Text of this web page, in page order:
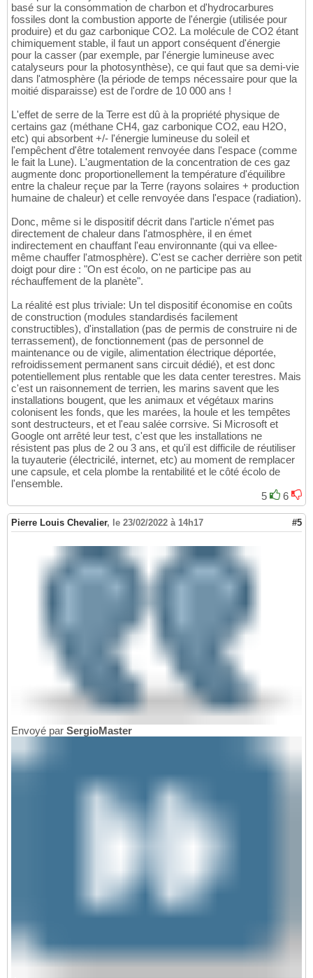
basé sur la consommation de charbon et d'hydrocarbures
fossiles dont la combustion apporte de l'énergie (utilisée pour
produire) et du gaz carbonique CO2. La molécule de CO2 étant
chimiquement stable, il faut un apport conséquent d'énergie
pour la casser (par exemple, par l'énergie lumineuse avec
catalyseurs pour la photosynthèse), ce qui faut que sa demi-vie
dans l'atmosphère (la période de temps nécessaire pour que la
moitié disparaisse) est de l'ordre de 10 000 ans !
L'effet de serre de la Terre est dû à la propriété physique de
certains gaz (méthane CH4, gaz carbonique CO2, eau H2O,
etc) qui absorbent +/- l'énergie lumineuse du soleil et
l'empêchent d'être totalement renvoyée dans l'espace (comme
le fait la Lune). L'augmentation de la concentration de ces gaz
augmente donc proportionellement la température d'équilibre
entre la chaleur reçue par la Terre (rayons solaires + production
humaine de chaleur) et celle renvoyée dans l'espace (radiation).
Donc, même si le dispositif décrit dans l'article n'émet pas
directement de chaleur dans l'atmosphère, il en émet
indirectement en chauffant l'eau environnante (qui va ellee-
même chauffer l'atmosphère). C'est se cacher derrière son petit
doigt pour dire : "On est écolo, on ne participe pas au
réchauffement de la planète".
La réalité est plus triviale: Un tel dispositif économise en coûts
de construction (modules standardisés facilement
constructibles), d'installation (pas de permis de construire ni de
terrassement), de fonctionnement (pas de personnel de
maintenance ou de vigile, alimentation électrique déportée,
refroidissement permanent sans circuit dédié), et est donc
potentiellement plus rentable que les data center terestres. Mais
c'est un raisonnement de terrien, les marins savent que les
installations bougent, que les animaux et végétaux marins
colonisent les fonds, que les marées, la houle et les tempêtes
sont destructeurs, et et l'eau salée corrsive. Si Microsoft et
Google ont arrêté leur test, c'est que les installations ne
résistent pas plus de 2 ou 3 ans, et qu'il est difficile de réutiliser
la tuyauterie (électricilé, internet, etc) au moment de remplacer
une capsule, et cela plombe la rentabilité et le côté écolo de
l'ensemble.
5
6
Pierre Louis Chevalier, le 23/02/2022 à 14h17 #5
Envoyé par SergioMaster